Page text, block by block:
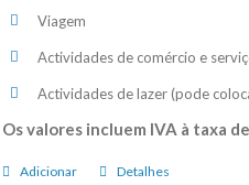
Viagem
Actividades de comércio e
Actividades de lazer (pode
Os valores incluem IVA à taxa de
Adicionar Detalhes